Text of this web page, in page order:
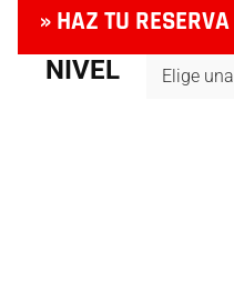
» HAZ TU RESERVA
NIVEL